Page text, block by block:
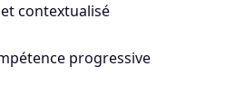
contextualisé
progressive